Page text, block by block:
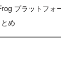
プラットフォ
とめ